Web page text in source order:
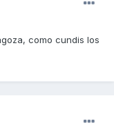
como cundis los